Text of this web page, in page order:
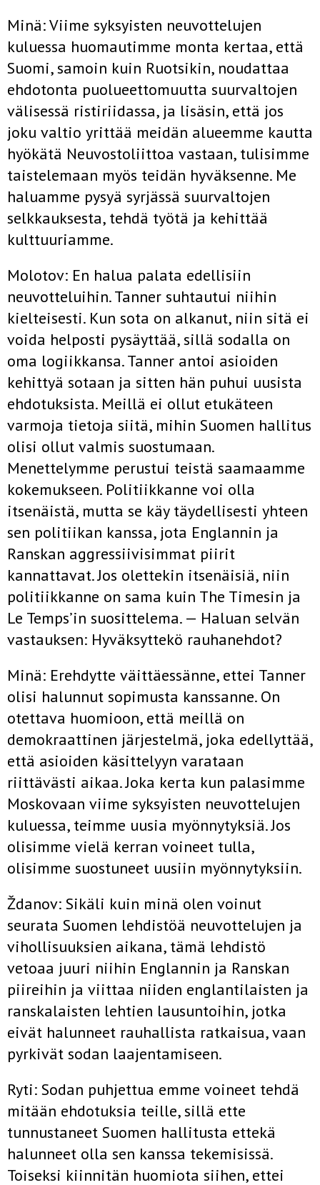
Minä: Viime syksyisten neuvottelujen
kuluessa huomautimme monta kertaa, että
Suomi, samoin kuin Ruotsikin, noudattaa
ehdotonta puolueettomuutta suurvaltojen
välisessä ristiriidassa, ja lisäsin, että jos
joku valtio yrittää meidän alueemme kautta
hyökätä Neuvostoliittoa vastaan, tulisimme
taistelemaan myös teidän hyväksenne. Me
haluamme pysyä syrjässä suurvaltojen
selkkauksesta, tehdä työtä ja kehittää
kulttuu­riamme.
Molotov: En halua palata edellisiin
neuvotteluihin. Tanner suhtautui niihin
kielteisesti. Kun sota on alkanut, niin sitä ei
voida helposti pysäyttää, sillä sodalla on
oma logiikkansa. Tanner antoi asioiden
kehittyä sotaan ja sitten hän puhui uusista
ehdotuksista. Meillä ei ollut etukäteen
varmoja tietoja siitä, mihin Suomen hallitus
olisi ollut valmis suostu­maan.
Menettelymme perustui teistä saamaamme
kokemukseen. Poli­tiikkanne voi olla
itsenäistä, mutta se käy täydellisesti yhteen
sen poli­tiikan kanssa, jota Englannin ja
Ranskan aggressiivisimmat piirit
kannattavat. Jos olettekin itsenäisiä, niin
politiikkanne on sama kuin The Timesin ja
Le Temps’in suosittelema. — Haluan selvän
vastauksen: Hyväksyttekö rauhanehdot?
Minä: Erehdytte väittäessänne, ettei Tanner
olisi halunnut sopimusta kanssanne. On
otettava huomioon, että meillä on
demokraattinen järjestelmä, joka edellyttää,
että asioiden käsittelyyn varataan
riittävästi aikaa. Joka kerta kun palasimme
Moskovaan viime syksyisten neuvottelujen
kuluessa, teimme uusia myönnytyksiä. Jos
olisimme vielä kerran voineet tulla,
olisimme suostuneet uusiin myönnytyksiin.
Ždanov: Sikäli kuin minä olen voinut
seurata Suomen lehdistöä neuvottelujen ja
vihollisuuksien aikana, tämä lehdistö
vetoaa juuri niihin Englannin ja Ranskan
piireihin ja viittaa niiden englantilaisten ja
ranskalaisten lehtien lausuntoihin, jotka
eivät halunneet rauhallista ratkai­sua, vaan
pyrkivät sodan laajentamiseen.
Ryti: Sodan puhjettua emme voineet tehdä
mitään ehdotuksia teille, sillä ette
tunnustaneet Suomen hallitusta ettekä
halunneet olla sen kanssa tekemisissä.
Toiseksi kiinnitän huomiota siihen, ettei